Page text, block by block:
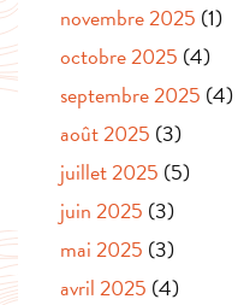
novembre 2025 (1)
octobre 2025 (4)
septembre 2025 (4)
août 2025 (3)
juillet 2025 (5)
juin 2025 (3)
mai 2025 (3)
avril 2025 (4)